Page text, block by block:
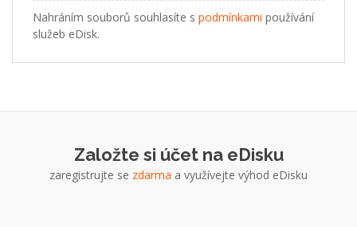
Nahráním souborů souhlasíte s podmínkami používání
služeb eDisk.
Založte si účet na eDisku
zaregistrujte se zdarma a využívejte výhod eDisku